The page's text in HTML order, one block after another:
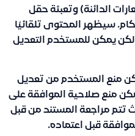
الدائنة) وتعبئة حقل
سيظهر المحتوى تلقائيًا
لكن يمكن للمستخدم التعديل
منع المستخدم من تعديل
منع صلاحية الموافقة على
تتم مراجعة المستند من قبل
قبل اعتماده.